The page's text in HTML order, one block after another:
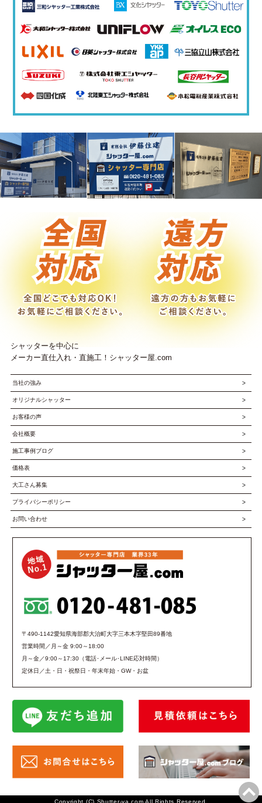
シャッターを中心に
メーカー直仕入れ・直施工！シャッター屋.com
当社の強み
オリジナルシャッター
お客様の声
会社概要
施工事例ブログ
価格表
大工さん募集
プライバシーポリシー
お問い合わせ
〒490-1142愛知県海部郡大治町大字三本木字堅田89番地
営業時間／月～金 9:00～18:00
月～金／9:00～17:30（電話･メール･LINE応対時間）
定休日／土・日・祝祭日・年末年始・GW・お盆
Copyright (C) Shutter-ya.com All Rights Reserved.